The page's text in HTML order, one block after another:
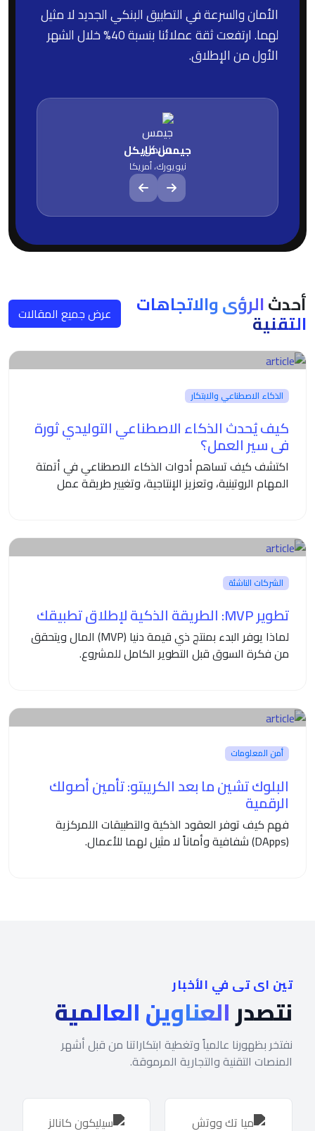
الأمان والسرعة في التطبيق البنكي الجديد لا مثيل
لهما. ارتفعت ثقة عملائنا بنسبة 40% خلال الشهر
الأول من الإطلاق.
جيمس مايكل
نيويورك، أمريكا
أحدثالرؤى والاتجاهات
التقنية عرض جميع المقالات
الذكاء الاصطناعي والابتكار
كيف يُحدث الذكاء الاصطناعي التوليدي ثورة
في سير العمل؟
اكتشف كيف تساهم أدوات الذكاء الاصطناعي في أتمتة
المهام الروتينية، وتعزيز الإنتاجية، وتغيير طريقة عمل
الشركات الناشئة
تطوير MVP: الطريقة الذكية لإطلاق تطبيقك
لماذا يوفر البدء بمنتج ذي قيمة دنيا (MVP) المال ويتحقق
من فكرة السوق قبل التطوير الكامل للمشروع.
أمن المعلومات
البلوك تشين ما بعد الكريبتو: تأمين أصولك
الرقمية
فهم كيف توفر العقود الذكية والتطبيقات اللمركزية
(DApps) شفافية وأماناً لا مثيل لهما للأعمال.
تين اى تى في الأخبار
نتصدرالعناوين العالمية
نفتخر بظهورنا عالمياً وتغطية ابتكاراتنا من قبل أشهر
المنصات التقنية والتجارية المرموقة.